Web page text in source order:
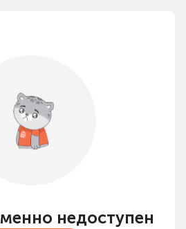
недоступен